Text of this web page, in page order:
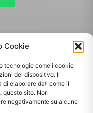
Cookie
tecnologie come i cookie
del dispositivo. Il
di elaborare dati come il
questo sito. Non
negativamente su alcune
& C. | Via Roma 106,
03885160287